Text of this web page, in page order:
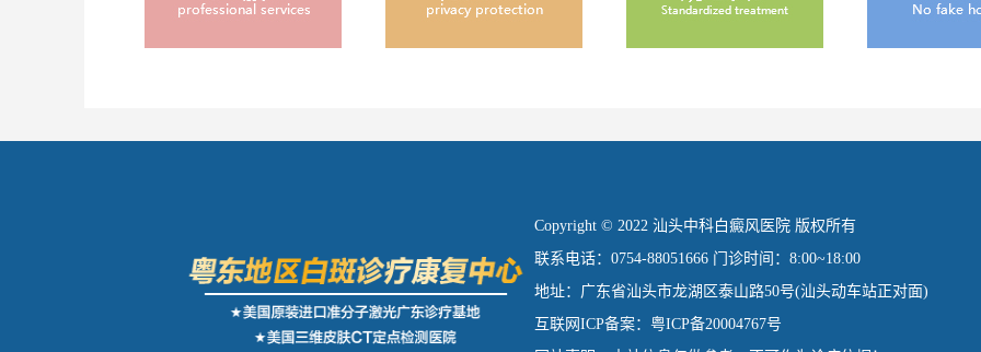
Copyright © 2022 汕头中科白癜风医院 版权所有
联系电话：0754-88051666 门诊时间：8:00~18:00
地址：广东省汕头市龙湖区泰山路50号(汕头动车站正对面)
互联网ICP备案：粤ICP备20004767号